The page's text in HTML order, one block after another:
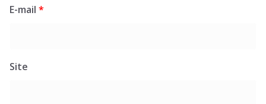
E-mail *
Site